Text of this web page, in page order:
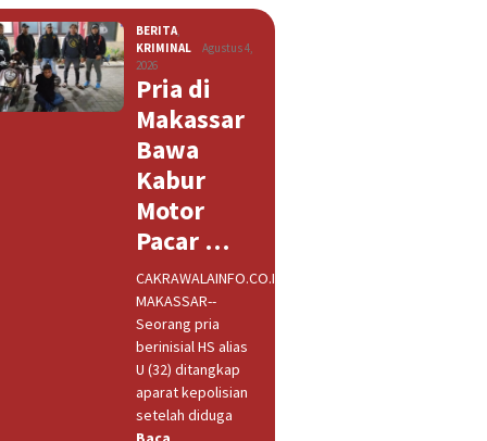
BERITA
KRIMINAL
Agustus 4,
2026
Pria di
Makassar
Bawa
Kabur
Motor
Pacar …
CAKRAWALAINFO.CO.ID,
MAKASSAR--
Seorang pria
berinisial HS alias
U (32) ditangkap
aparat kepolisian
setelah diduga